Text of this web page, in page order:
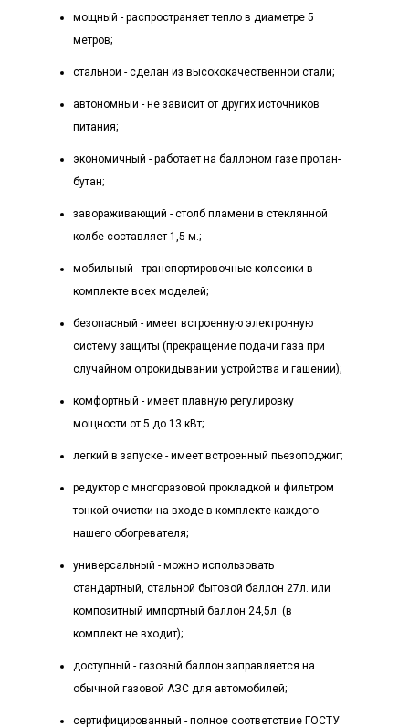
мощный - распространяет тепло в диаметре 5
метров;
стальной - сделан из высококачественной стали;
автономный - не зависит от других источников
питания;
экономичный - работает на баллоном газе пропан-
бутан;
завораживающий - столб пламени в стеклянной
колбе составляет 1,5 м.;
мобильный - транспортировочные колесики в
комплекте всех моделей;
безопасный - имеет встроенную электронную
систему защиты (прекращение подачи газа при
случайном опрокидывании устройства и гашении);
комфортный - имеет плавную регулировку
мощности от 5 до 13 кВт;
легкий в запуске - имеет встроенный пьезоподжиг;
редуктор с многоразовой прокладкой и фильтром
тонкой очистки на входе в комплекте каждого
нашего обогревателя;
универсальный - можно использовать
стандартный, стальной бытовой баллон 27л. или
композитный импортный баллон 24,5л. (в
комплект не входит);
доступный - газовый баллон заправляется на
обычной газовой АЗС для автомобилей;
сертифицированный - полное соответствие ГОСТУ